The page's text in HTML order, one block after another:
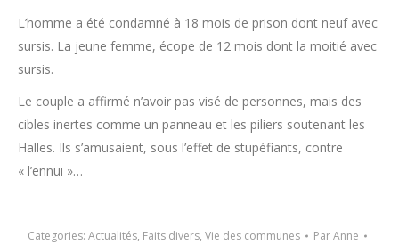
L’homme a été condamné à 18 mois de prison dont neuf avec
sursis. La jeune femme, écope de 12 mois dont la moitié avec
sursis.
Le couple a affirmé n’avoir pas visé de personnes, mais des
cibles inertes comme un panneau et les piliers soutenant les
Halles. Ils s’amusaient, sous l’effet de stupéfiants, contre
« l’ennui »…
Categories: Actualités, Faits divers, Vie des communes ParAnne